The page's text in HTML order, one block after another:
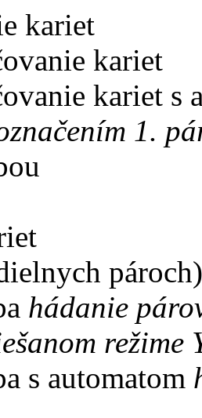
kariet
kariet
kariet s
1.
pároch)
hádanie
režime
s automatom